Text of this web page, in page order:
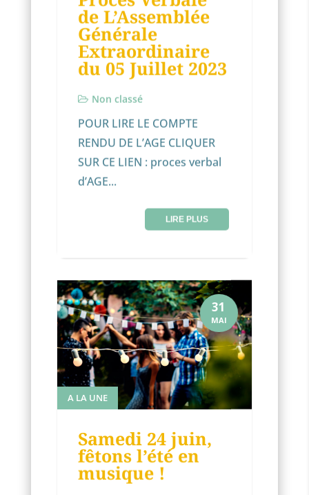
de L’Assemblée
Générale
Extraordinaire
du 05 Juillet 2023
Non classé
POUR LIRE LE COMPTE
RENDU DE L’AGE CLIQUER
SUR CE LIEN : proces verbal
d’AGE...
LIRE PLUS
31
MAI
A LA UNE
Samedi 24 juin,
fêtons l’été en
musique !